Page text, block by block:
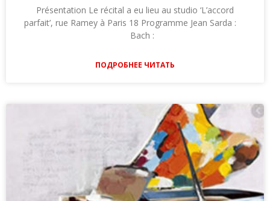
Présentation Le récital a eu lieu au studio ‘L’accord
parfait’, rue Ramey à Paris 18 Programme Jean Sarda :
Bach :
ПОДРОБНЕЕ ЧИТАТЬ